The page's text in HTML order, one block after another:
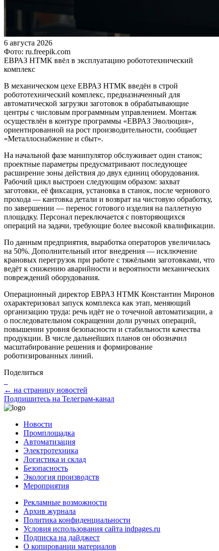
6 августа 2026
Фото: ru.freepik.com
ЕВРАЗ НТМК ввёл в эксплуатацию робототехнический
комплекс
В механическом цехе ЕВРАЗ НТМК введён в строй
робототехнический комплекс, предназначенный для
автоматической загрузки заготовок в обрабатывающие
центры с числовым программным управлением. Монтаж
осуществлён в контуре программы «ЕВРАЗ Эволюция»,
ориентированной на рост производительности, сообщает
«Металлоснабжение и сбыт».
На начальной фазе манипулятор обслуживает один станок;
проектные параметры предусматривают последующее
расширение зоны действия до двух единиц оборудования.
Рабочий цикл выстроен следующим образом: захват
заготовки, её фиксация, установка в станок, после чернового
прохода — кантовка детали и возврат на чистовую обработку,
по завершении — перенос готового изделия на паллетную
площадку. Персонал переключается с повторяющихся
операций на задачи, требующие более высокой квалификации.
По данным предприятия, выработка операторов увеличилась
на 50%. Дополнительный итог внедрения — исключение
крановых перегрузок при работе с тяжёлыми заготовками, что
ведёт к снижению аварийности и вероятности механических
повреждений оборудования.
Операционный директор ЕВРАЗ НТМК Константин Миронов
охарактеризовал запуск комплекса как этап, меняющий
организацию труда: речь идёт не о точечной автоматизации, а
о последовательном сокращении доли ручных операций,
повышении уровня безопасности и стабильности качества
продукции. В числе дальнейших планов он обозначил
масштабирование решения и формирование
роботизированных линий.
Поделиться
← на страницу новостей
Подпишитесь на Телеграм-канал
Новости
Промплощадка
Автоматизация
Электротехника
Логистика и склад
Безопасность
Экология производств
Мероприятия
Рекламные возможности
Архив журнала
Политика конфиденциальности
Условия использования сайта indpages.ru
Подписка на дайджест
О копировании материалов